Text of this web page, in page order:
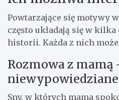
Powtarzające się motywy
często układają się w
historii. Każda z nich
Rozmowa z mamą
niewypowiedziane
Sny, w których mama